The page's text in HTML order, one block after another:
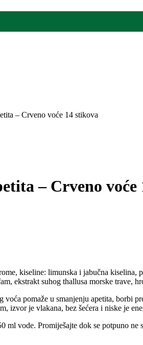
– Crveno voće 14 stikova
– Crveno voće
kiseline: limunska i jabučna
ekstrakt suhog thallusa morske trave,
voća pomaže u smanjenju apetita, borbi
izvor je vlakana, bez šećera i niske je
ml vode. Promiješajte dok se potpuno